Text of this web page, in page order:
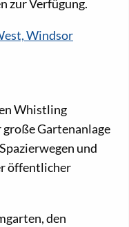
zur Verfügung.
Windsor
Whistling
Gartenanlage
und
öffentlicher
den